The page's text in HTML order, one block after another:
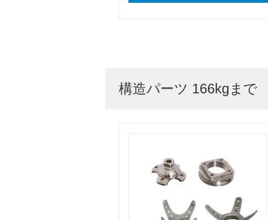
構造パーツ 166kgまで